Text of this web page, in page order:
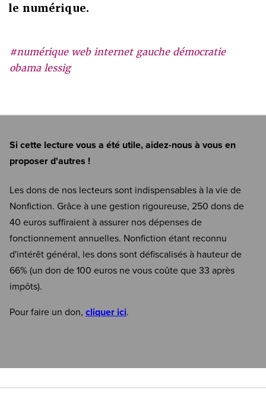
#numérique web internet gauche démocratie
obama lessig
le numérique.
Si cette lecture vous a été utile, aidez-nous à vous en
proposer d'autres !
Les dons de nos lecteurs sont indispensables à la vie de
Nonfiction. Grâce à une gestion rigoureuse, 250 dons de
40 euros suffiraient à assurer nos dépenses de
fonctionnement annuelles. Nonfiction étant reconnu
d'intérêt général, les dons sont défiscalisés à hauteur de
66% (un don de 100 euros ne vous coûte que 33 après
impôts).
Pour faire un don, cliquer ici.